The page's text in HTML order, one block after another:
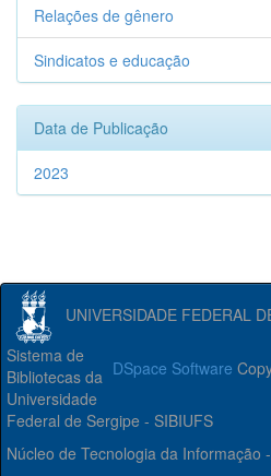
Relações de gênero
Sindicatos e educação
Data de Publicação
2023
UNIVERSIDADE FEDERAL
DSpace Software
Sistema de
Bibliotecas da
Universidade
Federal de Sergipe - SIBIUFS
Núcleo de Tecnologia da Informação